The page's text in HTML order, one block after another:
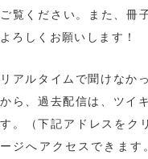
ご覧ください。また、冊
よろしくお願いします！
リアルタイムで聞けなか
から、過去配信は、ツイ
す。（下記アドレスをク
ージへアクセスできま